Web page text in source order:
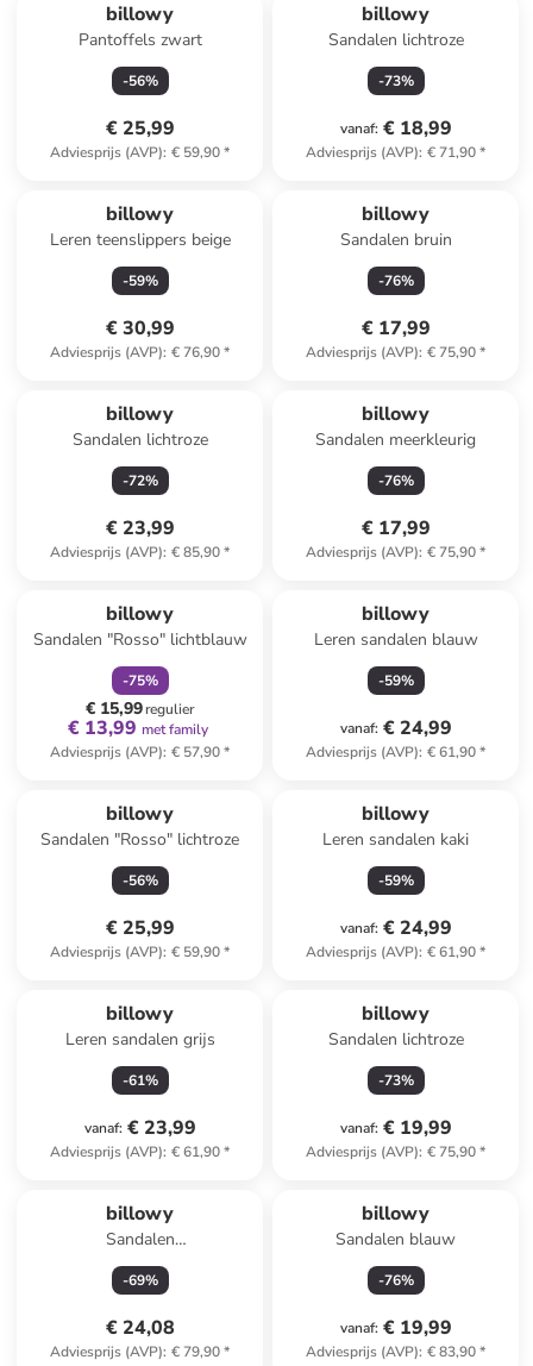
billowy
Pantoffels zwart
-56%
€ 25,99
Adviesprijs (AVP): € 59,90*
billowy
Sandalen lichtroze
-73%
vanaf: € 18,99
Adviesprijs (AVP): € 71,90*
billowy
Leren teenslippers beige
-59%
€ 30,99
Adviesprijs (AVP): € 76,90*
billowy
Sandalen bruin
-76%
€ 17,99
Adviesprijs (AVP): € 75,90*
billowy
Sandalen lichtroze
-72%
€ 23,99
Adviesprijs (AVP): € 85,90*
billowy
Sandalen meerkleurig
-76%
€ 17,99
Adviesprijs (AVP): € 75,90*
billowy
Sandalen "Rosso" lichtblauw
-75%
€ 15,99regulier
€ 13,99 met family
Adviesprijs (AVP): € 57,90*
billowy
Leren sandalen blauw
-59%
vanaf: € 24,99
Adviesprijs (AVP): € 61,90*
billowy
Sandalen "Rosso" lichtroze
-56%
€ 25,99
Adviesprijs (AVP): € 59,90*
billowy
Leren sandalen kaki
-59%
vanaf: € 24,99
Adviesprijs (AVP): € 61,90*
billowy
Leren sandalen grijs
-61%
vanaf: € 23,99
Adviesprijs (AVP): € 61,90*
billowy
Sandalen lichtroze
-73%
vanaf: € 19,99
Adviesprijs (AVP): € 75,90*
billowy
Sandalen
lichtblauw/meerkleurig
-69%
€ 24,08
Adviesprijs (AVP): € 79,90*
billowy
Sandalen blauw
-76%
vanaf: € 19,99
Adviesprijs (AVP): € 83,90*